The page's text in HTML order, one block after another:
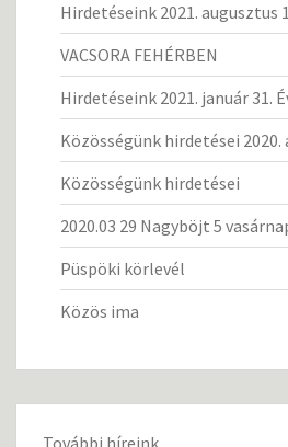
Hirdetéseink 2021. augusztus
VACSORA FEHÉRBEN
Hirdetéseink 2021. január 31.
Közösségünk hirdetései 2020.
Közösségünk hirdetései
2020.03 29 Nagyböjt 5
Püspöki körlevél
Közös ima